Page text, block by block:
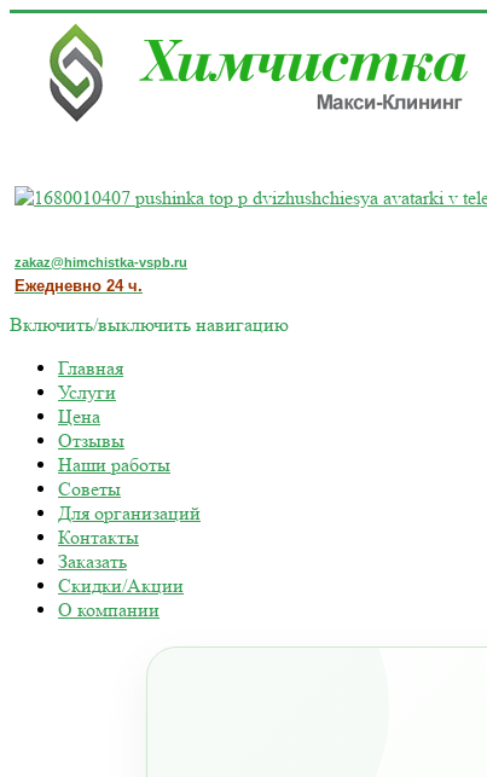
zakaz@himchistka-vspb.ru
Ежедневно 24 ч.
Включить/выключить навигацию
Главная
Услуги
Цена
Отзывы
Наши работы
Советы
Для организаций
Контакты
Заказать
Скидки/Акции
О компании